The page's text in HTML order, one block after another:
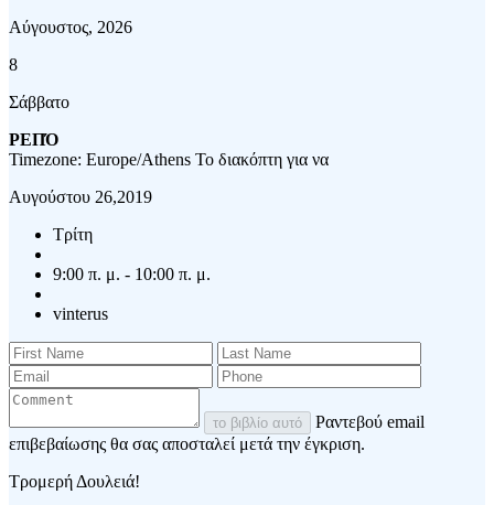
Αύγουστος, 2026
8
Σάββατο
ΡΕΠΌ
Timezone: Europe/Athens Το διακόπτη για να
Αυγούστου 26,2019
Τρίτη
9:00 π. μ. - 10:00 π. μ.
vinterus
το βιβλίο αυτό
Ραντεβού email
επιβεβαίωσης θα σας αποσταλεί μετά την έγκριση.
Τρομερή Δουλειά!